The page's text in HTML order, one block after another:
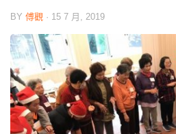
BY 傅觀 · 15 7 月, 2019